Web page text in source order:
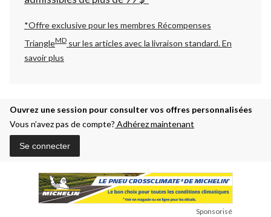
*Offre exclusive pour les membres Récompenses
TriangleMD sur les articles avec la livraison standard.En
savoir plus
Ouvrez une session pour consulter vos offres personnalisées
Vous n’avez pas de compte? Adhérez maintenant
Se connecter
Sponsorisé